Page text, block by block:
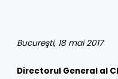
Bucureşti, 18 mai 2017
Directorul General al